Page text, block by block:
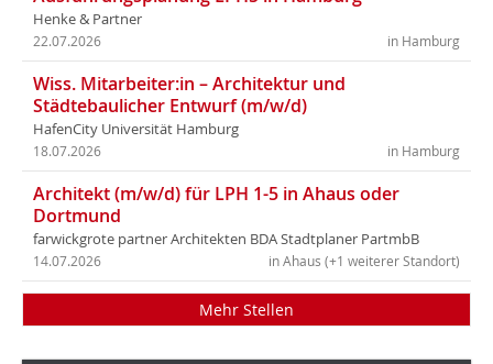
Henke & Partner
in Hamburg
22.07.2026
Wiss. Mitarbeiter:in – Architektur und
Städtebaulicher Entwurf (m/w/d)
HafenCity Universität Hamburg
in Hamburg
18.07.2026
Architekt (m/w/d) für LPH 1-5 in Ahaus oder
Dortmund
farwickgrote partner Architekten BDA Stadtplaner PartmbB
in Ahaus (+1 weiterer Standort)
14.07.2026
Mehr Stellen